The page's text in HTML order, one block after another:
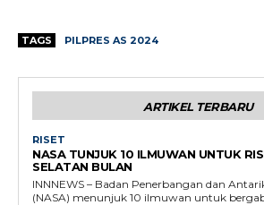
TAGS PILPRES AS 2024
ARTIKEL TERBARU
RISET
NASA TUNJUK 10 ILMUWAN UNTUK
SELATAN BULAN
INNNEWS – Badan Penerbangan dan
(NASA) menunjuk 10 ilmuwan untuk